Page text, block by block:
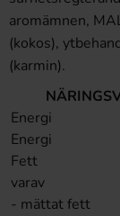
aromämnen,
(kokos),
(karmin).
Energi
Energi
Fett
varav
- mättat fett